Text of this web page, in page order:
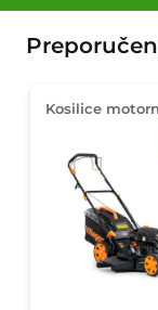
Kosilice